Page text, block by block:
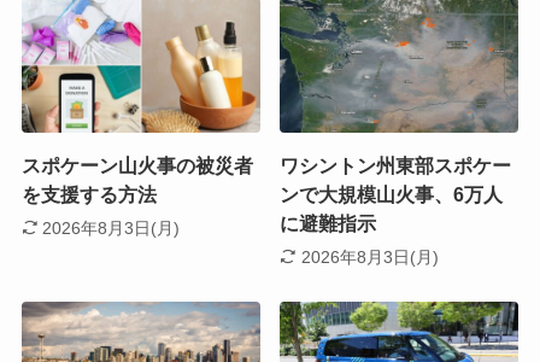
スポケーン山火事の被災者
を支援する方法
2026年8月3日(月)
ワシントン州東部スポケー
ンで大規模山火事、6万人
に避難指示
2026年8月3日(月)